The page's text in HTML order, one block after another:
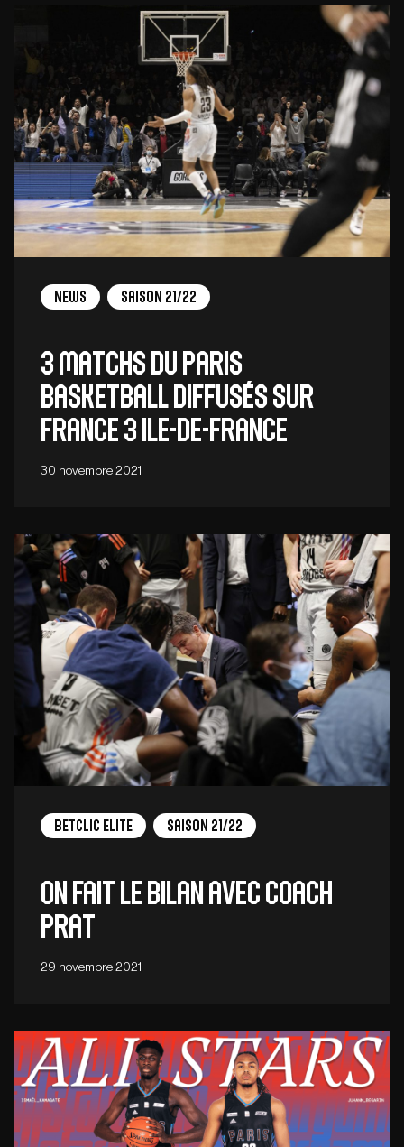
News Saison 21/22
3 matchs du Paris
Basketball diffusés sur
France 3 Ile-de-France
30 novembre 2021
Betclic Elite Saison 21/22
On fait le bilan avec Coach
Prat
29 novembre 2021